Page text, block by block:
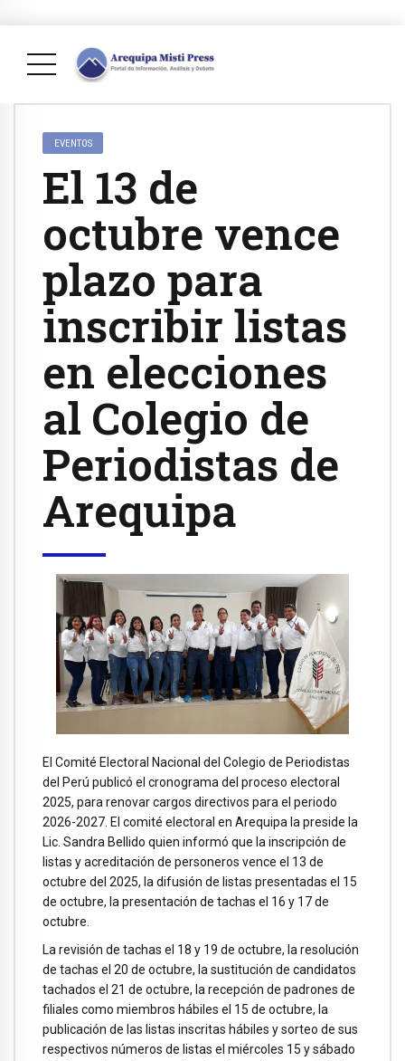
EVENTOS
El 13 de
octubre vence
plazo para
inscribir listas
en elecciones
al Colegio de
Periodistas de
Arequipa
El Comité Electoral Nacional del Colegio de Periodistas
del Perú publicó el cronograma del proceso electoral
2025, para renovar cargos directivos para el periodo
2026-2027. El comité electoral en Arequipa la preside la
Lic. Sandra Bellido quien informó que la inscripción de
listas y acreditación de personeros vence el 13 de
octubre del 2025, la difusión de listas presentadas el 15
de octubre, la presentación de tachas el 16 y 17 de
octubre.
La revisión de tachas el 18 y 19 de octubre, la resolución
de tachas el 20 de octubre, la sustitución de candidatos
tachados el 21 de octubre, la recepción de padrones de
filiales como miembros hábiles el 15 de octubre, la
publicación de las listas inscritas hábiles y sorteo de sus
respectivos números de listas el miércoles 15 y sábado